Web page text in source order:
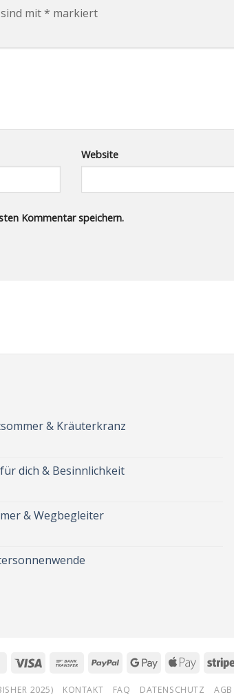
mit* markiert
Website
Kommentar speichern.
& Kräuterkranz
dich & Besinnlichkeit
& Wegbegleiter
MasterCard
Visa
Bank
PayPal
Google Apple
2025) KONTAKT FAQ DATENSCHUTZ AGB